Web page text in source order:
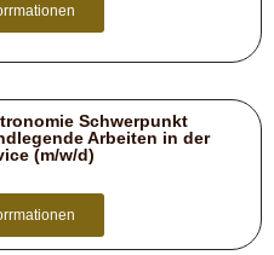
Schwerpunkt
Arbeiten in der
(m/w/d)